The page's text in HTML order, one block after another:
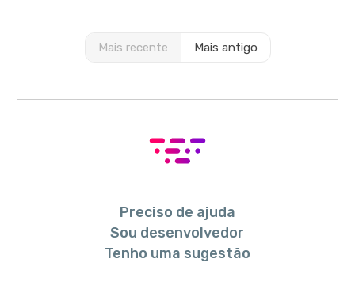
Mais recente Mais antigo
Preciso de ajuda
Sou desenvolvedor
Tenho uma sugestão